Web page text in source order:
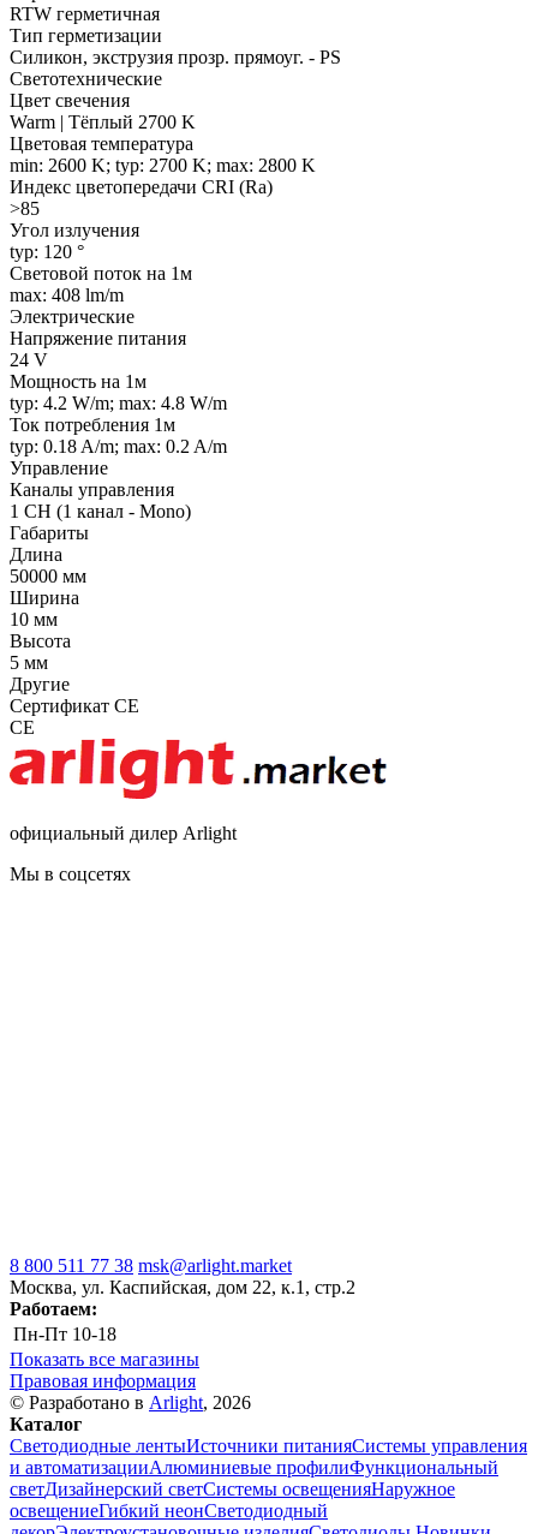
RTW герметичная
Тип герметизации
Силикон, экструзия прозр. прямоуг. - PS
Светотехнические
Цвет свечения
Warm | Тёплый 2700 K
Цветовая температура
min: 2600 K; typ: 2700 K; max: 2800 K
Индекс цветопередачи CRI (Ra)
>85
Угол излучения
typ: 120 °
Световой поток на 1м
max: 408 lm/m
Электрические
Напряжение питания
24 V
Мощность на 1м
typ: 4.2 W/m; max: 4.8 W/m
Ток потребления 1м
typ: 0.18 A/m; max: 0.2 A/m
Управление
Каналы управления
1 CH (1 канал - Mono)
Габариты
Длина
50000 мм
Ширина
10 мм
Высота
5 мм
Другие
Сертификат CE
CE
официальный дилер Arlight
Мы в соцсетях
8 800 511 77 38 msk@arlight.market
Москва, ул. Каспийская, дом 22, к.1, стр.2
Работаем:
Пн-Пт 10-18
Показать все магазины
Правовая информация
© Разработано в Arlight, 2026
Каталог
Светодиодные лентыИсточники питанияСистемы управления
и автоматизацииАлюминиевые профилиФункциональный
светДизайнерский светСистемы освещенияНаружное
освещениеГибкий неонСветодиодный